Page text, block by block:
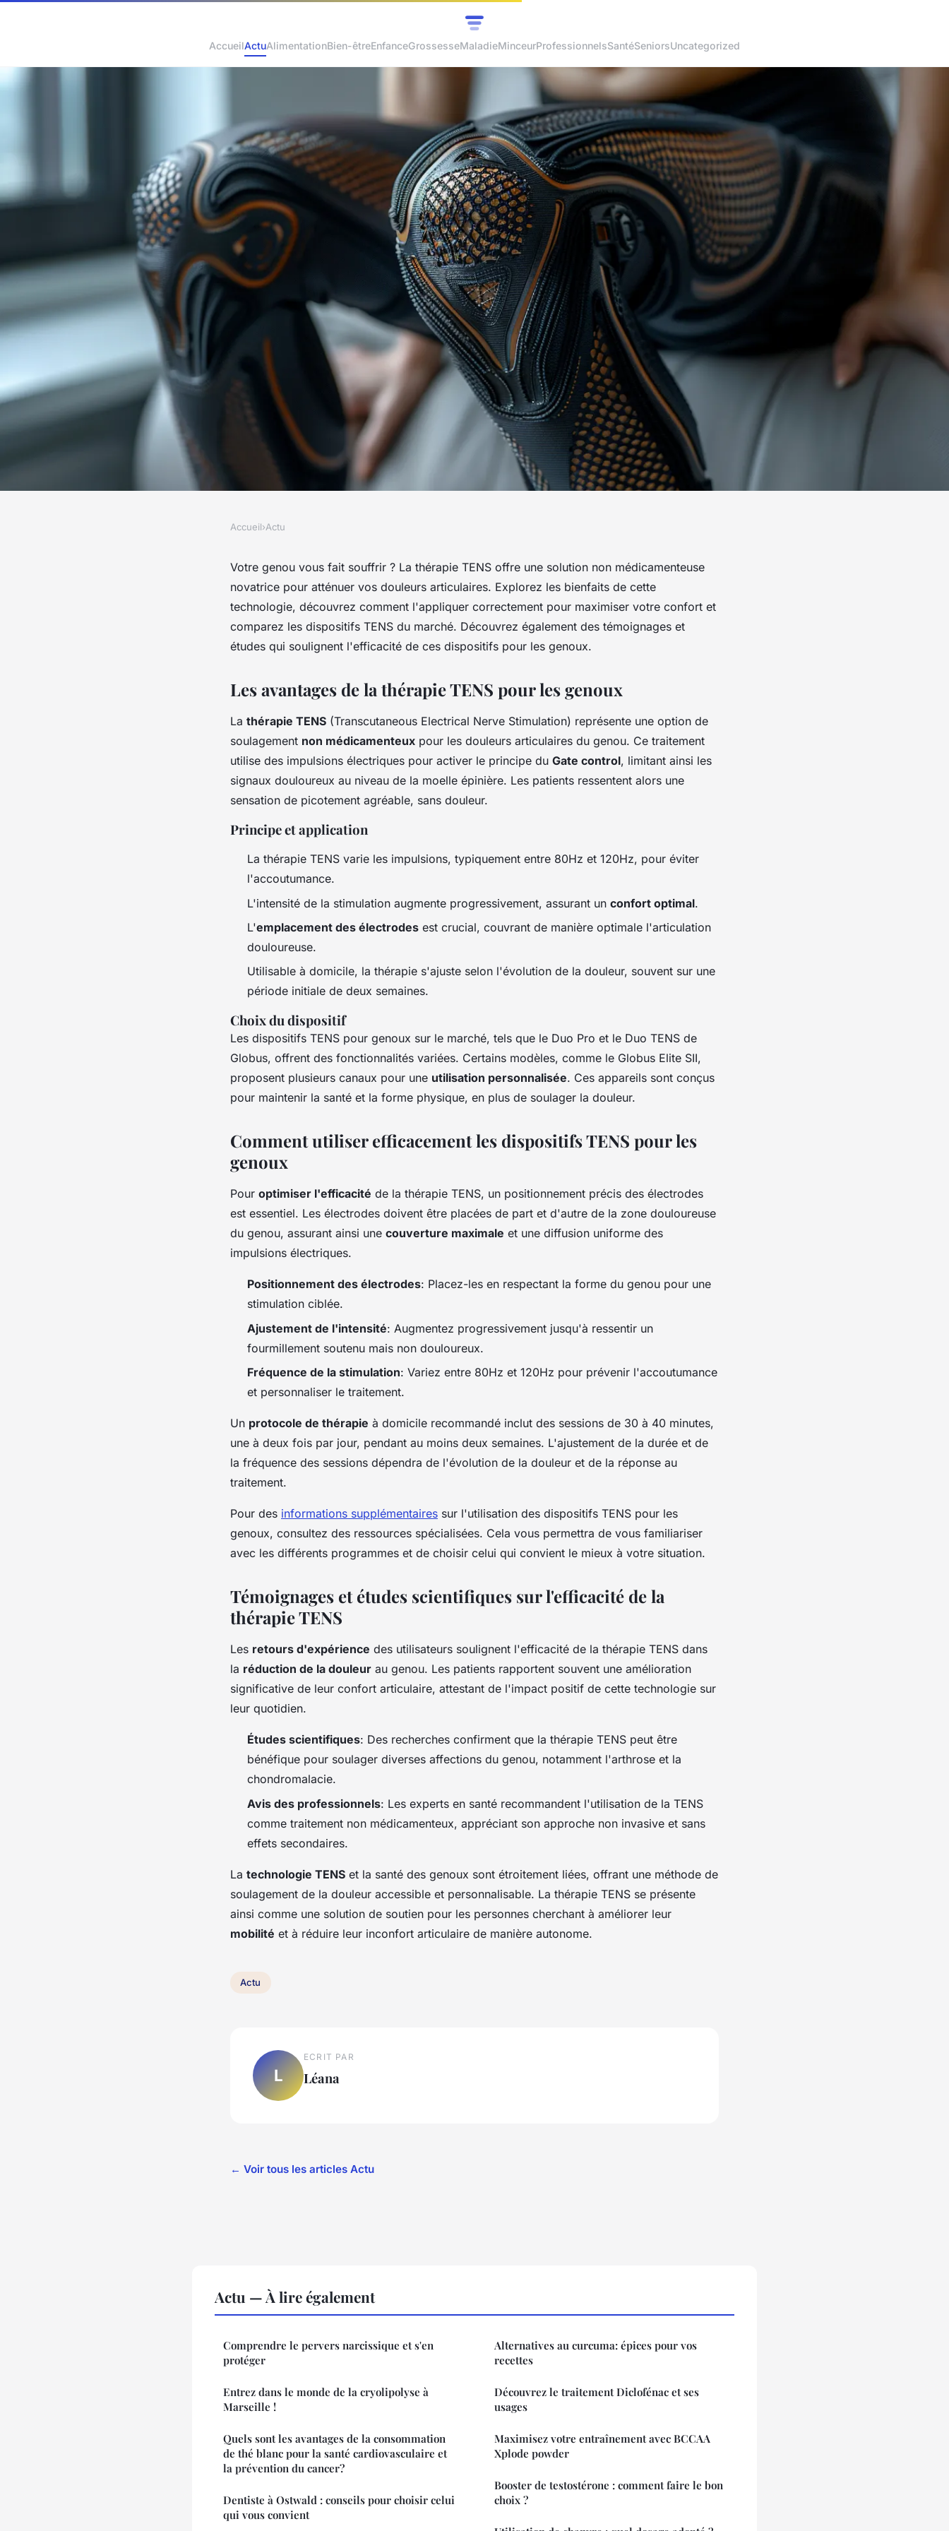
AccueilActuAlimentationBien-êtreEnfanceGrossesseMaladieMinceurProfessionnelsSantéSeniorsUncategorized
Tens genoux : des dispositifs pour
assurer votre confort articulaire
Accueil›Actu
Votre genou vous fait souffrir ? La thérapie TENS offre une solution non médicamenteuse
novatrice pour atténuer vos douleurs articulaires. Explorez les bienfaits de cette
technologie, découvrez comment l'appliquer correctement pour maximiser votre confort et
comparez les dispositifs TENS du marché. Découvrez également des témoignages et
études qui soulignent l'efficacité de ces dispositifs pour les genoux.
Les avantages de la thérapie TENS pour les genoux
La thérapie TENS (Transcutaneous Electrical Nerve Stimulation) représente une option de
soulagement non médicamenteux pour les douleurs articulaires du genou. Ce traitement
utilise des impulsions électriques pour activer le principe du Gate control, limitant ainsi les
signaux douloureux au niveau de la moelle épinière. Les patients ressentent alors une
sensation de picotement agréable, sans douleur.
Principe et application
La thérapie TENS varie les impulsions, typiquement entre 80Hz et 120Hz, pour éviter
l'accoutumance.
L'intensité de la stimulation augmente progressivement, assurant un confort optimal.
L'emplacement des électrodes est crucial, couvrant de manière optimale l'articulation
douloureuse.
Utilisable à domicile, la thérapie s'ajuste selon l'évolution de la douleur, souvent sur une
période initiale de deux semaines.
Choix du dispositif
Les dispositifs TENS pour genoux sur le marché, tels que le Duo Pro et le Duo TENS de
Globus, offrent des fonctionnalités variées. Certains modèles, comme le Globus Elite SII,
proposent plusieurs canaux pour une utilisation personnalisée. Ces appareils sont conçus
pour maintenir la santé et la forme physique, en plus de soulager la douleur.
Comment utiliser efficacement les dispositifs TENS pour les
genoux
Pour optimiser l'efficacité de la thérapie TENS, un positionnement précis des électrodes
est essentiel. Les électrodes doivent être placées de part et d'autre de la zone douloureuse
du genou, assurant ainsi une couverture maximale et une diffusion uniforme des
impulsions électriques.
Positionnement des électrodes: Placez-les en respectant la forme du genou pour une
stimulation ciblée.
Ajustement de l'intensité: Augmentez progressivement jusqu'à ressentir un
fourmillement soutenu mais non douloureux.
Fréquence de la stimulation: Variez entre 80Hz et 120Hz pour prévenir l'accoutumance
et personnaliser le traitement.
Un protocole de thérapie à domicile recommandé inclut des sessions de 30 à 40 minutes,
une à deux fois par jour, pendant au moins deux semaines. L'ajustement de la durée et de
la fréquence des sessions dépendra de l'évolution de la douleur et de la réponse au
traitement.
Pour des informations supplémentaires sur l'utilisation des dispositifs TENS pour les
genoux, consultez des ressources spécialisées. Cela vous permettra de vous familiariser
avec les différents programmes et de choisir celui qui convient le mieux à votre situation.
Témoignages et études scientifiques sur l'efficacité de la
thérapie TENS
Les retours d'expérience des utilisateurs soulignent l'efficacité de la thérapie TENS dans
la réduction de la douleur au genou. Les patients rapportent souvent une amélioration
significative de leur confort articulaire, attestant de l'impact positif de cette technologie sur
leur quotidien.
Études scientifiques: Des recherches confirment que la thérapie TENS peut être
bénéfique pour soulager diverses affections du genou, notamment l'arthrose et la
chondromalacie.
Avis des professionnels: Les experts en santé recommandent l'utilisation de la TENS
comme traitement non médicamenteux, appréciant son approche non invasive et sans
effets secondaires.
La technologie TENS et la santé des genoux sont étroitement liées, offrant une méthode de
soulagement de la douleur accessible et personnalisable. La thérapie TENS se présente
ainsi comme une solution de soutien pour les personnes cherchant à améliorer leur
mobilité et à réduire leur inconfort articulaire de manière autonome.
Actu
L
ECRIT PAR
Léana
← Voir tous les articles Actu
Actu — À lire également
Comprendre le pervers narcissique et s'en
protéger
Entrez dans le monde de la cryolipolyse à
Marseille !
Quels sont les avantages de la consommation
de thé blanc pour la santé cardiovasculaire et
la prévention du cancer?
Dentiste à Ostwald : conseils pour choisir celui
qui vous convient
Alternatives au curcuma: épices pour vos
recettes
Découvrez le traitement Diclofénac et ses
usages
Maximisez votre entraînement avec BCCAA
Xplode powder
Booster de testostérone : comment faire le bon
choix ?